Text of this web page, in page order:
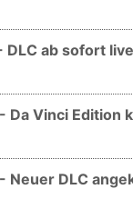
ab sofort
Da Vinci Edition
Neuer DLC